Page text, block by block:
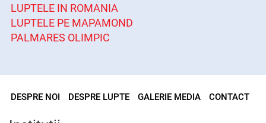
LUPTELE IN ROMANIA
LUPTELE PE MAPAMOND
PALMARES OLIMPIC
DESPRE NOI DESPRE LUPTE GALERIE MEDIA CONTACT